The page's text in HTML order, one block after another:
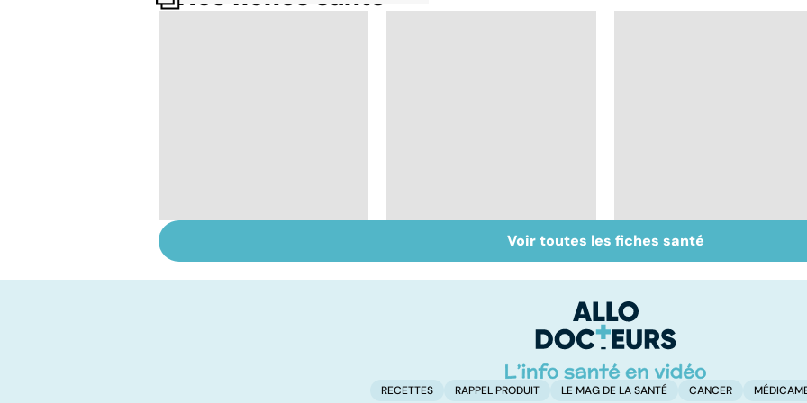
infections
Inflammation des
amygdales : que faire
Suicide : prévenir le
passage à l'acte
Voir toutes les fiches santé
RECETTES RAPPEL PRODUIT LE MAG DE LA SANTÉ CANCER